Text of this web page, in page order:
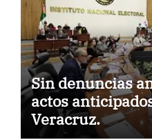
Sin denuncias
actos
Veracruz.